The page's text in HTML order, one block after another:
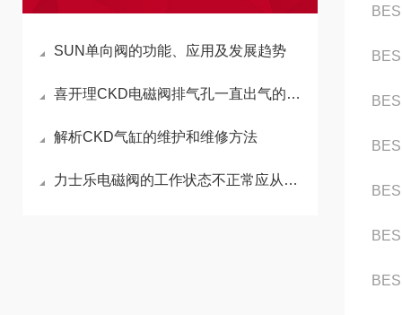
SUN单向阀的功能、应用及发展趋势
喜开理CKD电磁阀排气孔一直出气的原因是什么
解析CKD气缸的维护和维修方法
力士乐电磁阀的工作状态不正常应从哪些方面排查